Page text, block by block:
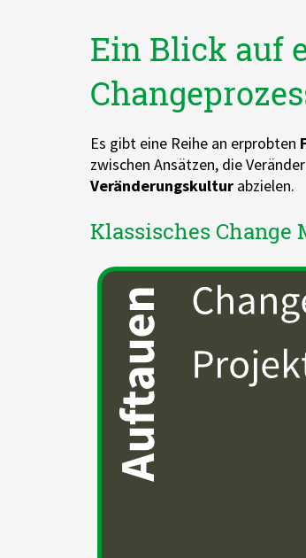
Ein Blick auf
Es gibt eine Reihe an erprobten
zwischen Ansätzen, die
Veränderungskultur abzielen.
Klassisches Change